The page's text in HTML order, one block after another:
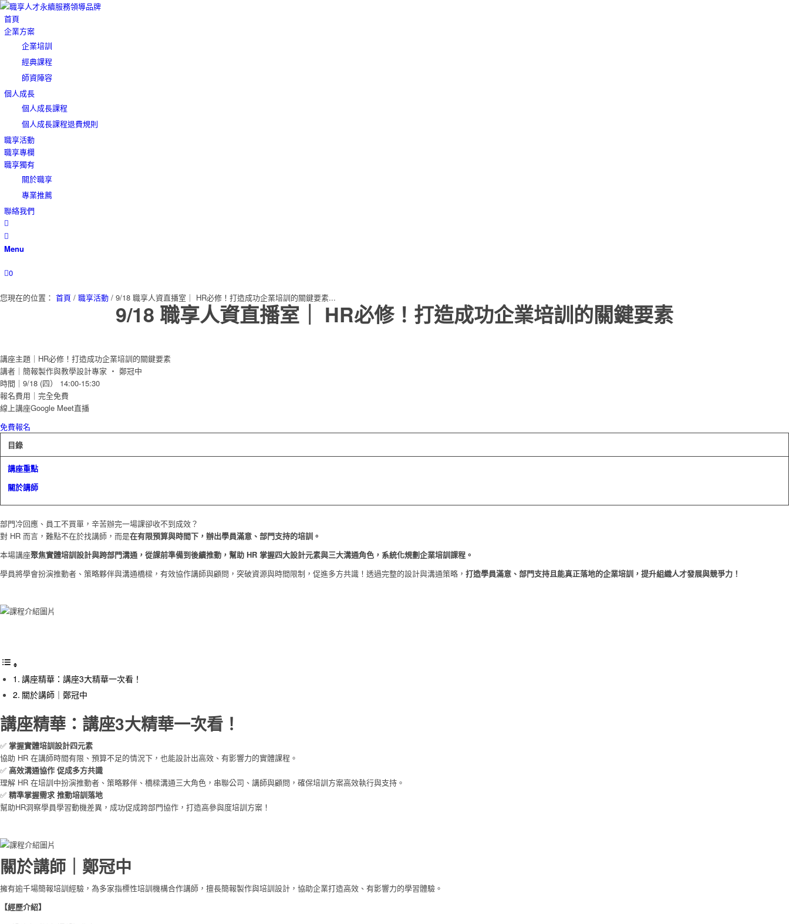
首頁
企業方案
企業培訓
經典課程
師資陣容
個人成長
個人成長課程
個人成長課程退費規則
職享活動
職享專欄
職享獨有
關於職享
專業推薦
聯絡我們
Menu
0
您現在的位置： 首頁 / 職享活動 / 9/18 職享人資直播室｜ HR必修！打造成功企業培訓的關鍵要素...
9/18 職享人資直播室｜ HR必修！打造成功企業培訓的關鍵要素
講座主題｜HR必修！打造成功企業培訓的關鍵要素
講者｜簡報製作與教學設計專家 ・ 鄭冠中
時間｜9/18 (四） 14:00-15:30
報名費用｜完全免費
線上講座Google Meet直播
免費報名
目錄
講座重點
關於講師
部門冷回應、員工不買單，辛苦辦完一場課卻收不到成效？
對 HR 而言，難點不在於找講師，而是在有限預算與時間下，辦出學員滿意、部門支持的培訓。
本場講座聚焦實體培訓設計與跨部門溝通，從課前準備到後續推動，幫助 HR 掌握四大設計元素與三大溝通角色，系統化規劃企業培訓課程。
學員將學會扮演推動者、策略夥伴與溝通橋樑，有效協作講師與顧問，突破資源與時間限制，促進多方共識！透過完整的設計與溝通策略， 打造學員滿意、部門支持且能真正落地的企業培訓，提升組織人才發展與競爭力！
講座精華：講座3大精華一次看！
關於講師｜鄭冠中
講座精華：講座3大精華一次看！
✅ 掌握實體培訓設計四元素
協助 HR 在講師時間有限、預算不足的情況下，也能設計出高效、有影響力的實體課程。
✅ 高效溝通協作 促成多方共識
理解 HR 在培訓中扮演推動者、策略夥伴、橋樑溝通三大角色，串聯公司、講師與顧問，確保培訓方案高效執行與支持。
✅ 精準掌握需求 推動培訓落地
幫助HR洞察學員學習動機差異，成功促成跨部門協作，打造高參與度培訓方案！
關於講師｜鄭冠中
擁有逾千場簡報培訓經驗，為多家指標性培訓機構合作講師，擅長簡報製作與培訓設計，協助企業打造高效、有影響力的學習體驗。
【經歷介紹】